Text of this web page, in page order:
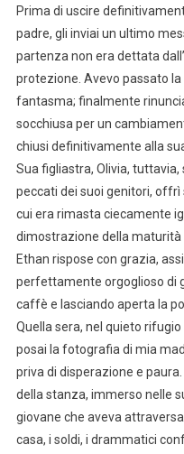
Prima di uscire
padre, gli inviai un ultimo
partenza non era dettata
protezione. Avevo passato
fantasma; finalmente
socchiusa per un
chiusi definitivamente alla
Sua figliastra, Olivia,
peccati dei suoi genitori, offrì
cui era rimasta ciecamente
dimostrazione della
Ethan rispose con grazia,
perfettamente orgoglioso di
caffè e lasciando aperta la
Quella sera, nel quieto
posai la fotografia di mia
priva di disperazione e
della stanza, immerso nelle
giovane che aveva
casa, i soldi, i drammatici